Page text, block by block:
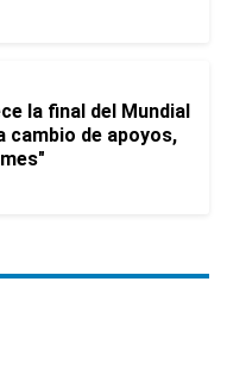
la final del Mundial
cambio de apoyos,